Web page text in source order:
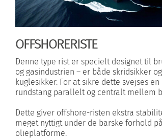
OFFSHORERISTE
Denne type rist er specielt designet til
og gasindustrien – er både skridsikker
kuglesikker. For at sikre dette svejses
rundstang parallelt og centralt mellem
Dette giver offshore-risten ekstra
meget nyttigt under de barske forhold
olieplatforme.